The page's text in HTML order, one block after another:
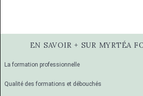
EN SAVOIR + SUR MYRTÉA
La formation professionnelle
Qualité des formations et débouchés